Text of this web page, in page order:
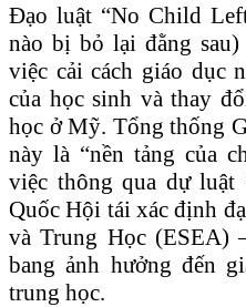
Đạo luật “No Child
nào bị bỏ lại đằng
việc cải cách giáo dục
của học sinh và thay
học ở Mỹ. Tổng thống
này là “nền tảng của
việc thông qua dự luật
Quốc Hội tái xác định
và Trung Học (ESEA)
bang ảnh hưởng đến
trung học.